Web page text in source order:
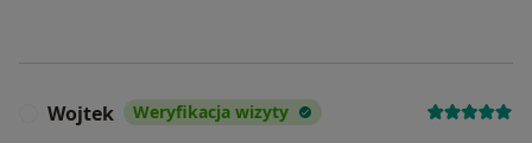
Wojtek Weryfikacja wizyty